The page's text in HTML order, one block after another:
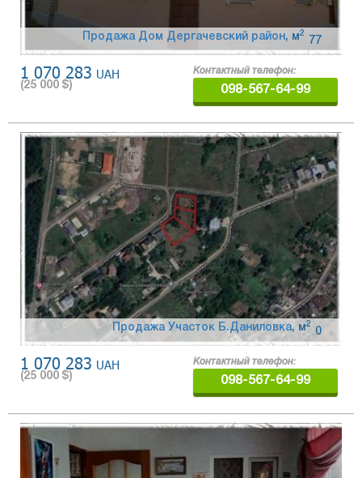
Продажа Дом Дергачевский район , 77
м 2
1 070 283 UAH
(25 000 $)
Контактный телефон:
098-567-64-99
Продажа Участок Б.Даниловка, 0
м2
1 070 283 UAH
(25 000 $)
Контактный телефон:
098-567-64-99